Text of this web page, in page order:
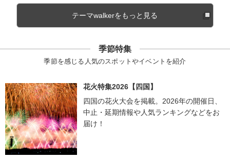
テーマwalkerをもっと見る
季節特集
季節を感じる人気のスポットやイベントを紹介
花火特集2026【四国】
四国の花火大会を掲載。2026年の開催日、
中止・延期情報や人気ランキングなどをお
届け！